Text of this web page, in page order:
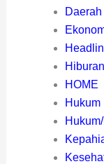
Daerah
Hiburan
HOME
Hukum